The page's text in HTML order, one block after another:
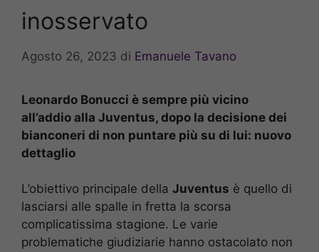
inosservato
Agosto 26, 2023 di Emanuele Tavano
Leonardo Bonucci è sempre più vicino
all’addio alla Juventus, dopo la decisione dei
bianconeri di non puntare più su di lui: nuovo
dettaglio
L’obiettivo principale della Juventus è quello di
lasciarsi alle spalle in fretta la scorsa
complicatissima stagione. Le varie
problematiche giudiziarie hanno ostacolato non